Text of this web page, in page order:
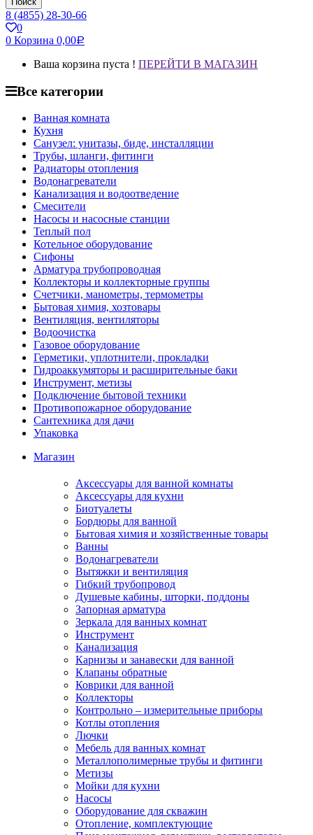
8 (4855) 28-30-66
0
0 Корзина 0,00Р
Ваша корзина пуста ! ПЕРЕЙТИ В МАГАЗИН
Все категории
Ванная комната
Кухня
Санузел: унитазы, биде, инсталляции
Трубы, шланги, фитинги
Радиаторы отопления
Водонагреватели
Канализация и водоотведение
Смесители
Насосы и насосные станции
Теплый пол
Котельное оборудование
Сифоны
Арматура трубопроводная
Коллекторы и коллекторные группы
Счетчики, манометры, термометры
Бытовая химия, хозтовары
Вентиляция, вентиляторы
Водоочистка
Газовое оборудование
Герметики, уплотнители, прокладки
Гидроаккумяторы и расширительные баки
Инструмент, метизы
Подключение бытовой техники
Противопожарное оборудование
Сантехника для дачи
Упаковка
Магазин
Аксессуары для ванной комнаты
Аксессуары для кухни
Биотуалеты
Бордюры для ванной
Бытовая химия и хозяйственные товары
Ванны
Водонагреватели
Вытяжки и вентиляция
Гибкий трубопровод
Душевые кабины, шторки, поддоны
Запорная арматура
Зеркала для ванных комнат
Инструмент
Канализация
Карнизы и занавески для ванной
Клапаны обратные
Коврики для ванной
Коллекторы
Контрольно – измерительные приборы
Котлы отопления
Лючки
Мебель для ванных комнат
Металлополимерные трубы и фитинги
Метизы
Мойки для кухни
Насосы
Оборудование для скважин
Отопление, комплектующие